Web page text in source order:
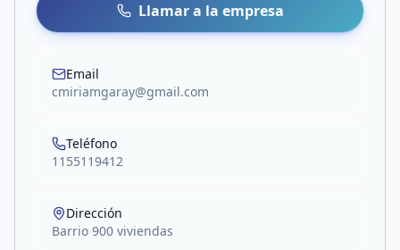
Llamar a la empresa
Email
cmiriamgaray@gmail.com
Teléfono
1155119412
Dirección
Barrio 900 viviendas